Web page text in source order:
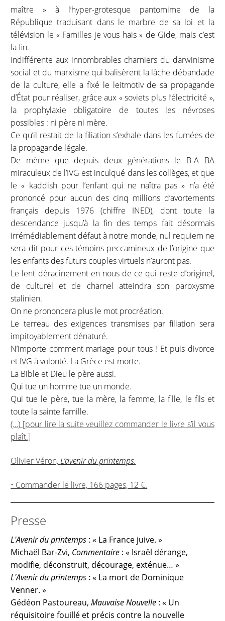
maître » à l’hyper-grotesque pantomime de la
République traduisant dans le marbre de sa loi et la
télévision le « Familles je vous hais » de Gide, mais c’est
la fin.
Indifférente aux innombrables charniers du darwinisme
social et du marxisme qui balisèrent la lâche débandade
de la culture, elle a fixé le leitmotiv de sa propagande
d’État pour réaliser, grâce aux « soviets plus l’électricité »,
la prophylaxie obligatoire de toutes les névroses
possibles : ni père ni mère.
Ce qu’il restait de la filiation s’exhale dans les fumées de
la propagande légale.
De même que depuis deux générations le B-A BA
miraculeux de l’IVG est inculqué dans les collèges, et que
le « kaddish pour l’enfant qui ne naîtra pas » n’a été
prononcé pour aucun des cinq millions d’avortements
français depuis 1976 (chiffre INED), dont toute la
descendance jusqu’à la fin des temps fait désormais
irrémédiablement défaut à notre monde, nul requiem ne
sera dit pour ces témoins peccamineux de l’origine que
les enfants des futurs couples virtuels n’auront pas.
Le lent déracinement en nous de ce qui reste d’originel,
de culturel et de charnel atteindra son paroxysme
stalinien.
On ne prononcera plus le mot procréation.
Le terreau des exigences transmises par filiation sera
impitoyablement dénaturé.
N’importe comment mariage pour tous ! Et puis divorce
et IVG à volonté. La Grèce est morte.
La Bible et Dieu le père aussi.
Qui tue un homme tue un monde.
Qui tue le père, tue la mère, la femme, la fille, le fils et
toute la sainte famille.
(…) [pour lire la suite veuillez commander le livre s’il vous
plaît.]
Olivier Véron,L’avenir du printemps.
• Commander le livre, 166 pages, 12 €.
Presse
L'Avenir du printemps : « La France juive. »
Michaël Bar-Zvi, Commentaire : « Israël dérange,
modifie, déconstruit, décourage, exténue… »
L'Avenir du printemps : « La mort de Dominique
Venner. »
Gédéon Pastoureau,Mauvaise Nouvelle : « Un
réquisitoire fouillé et précis contre la nouvelle